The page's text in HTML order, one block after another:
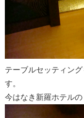
テーブルセッティン
す。
今はなき新羅ホテルの